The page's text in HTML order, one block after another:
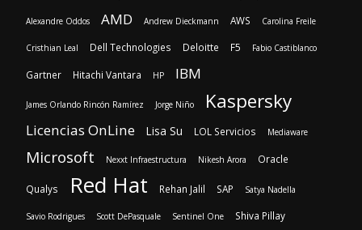
Alexandre Oddos AMD Andrew Dieckmann AWS Carolina Freile
Cristhian Leal Dell Technologies Deloitte F5 Fabio Castiblanco
Gartner Hitachi Vantara HP IBM
James Orlando Rincón Ramírez Jorge Niño Kaspersky
Licencias OnLine Lisa Su LOL Servicios Mediaware
Microsoft Nexxt Infraestructura Nikesh Arora Oracle
Qualys Red Hat Rehan Jalil SAP Satya Nadella
Savio Rodrigues Scott DePasquale Sentinel One Shiva Pillay